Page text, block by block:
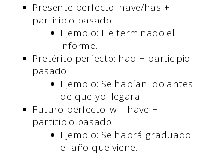
Presente perfecto: have/has +
participio pasado
Ejemplo: He terminado el
informe.
Pretérito perfecto: had + participio
pasado
Ejemplo: Se habían ido antes
de que yo llegara.
Futuro perfecto: will have +
participio pasado
Ejemplo: Se habrá graduado
el año que viene.